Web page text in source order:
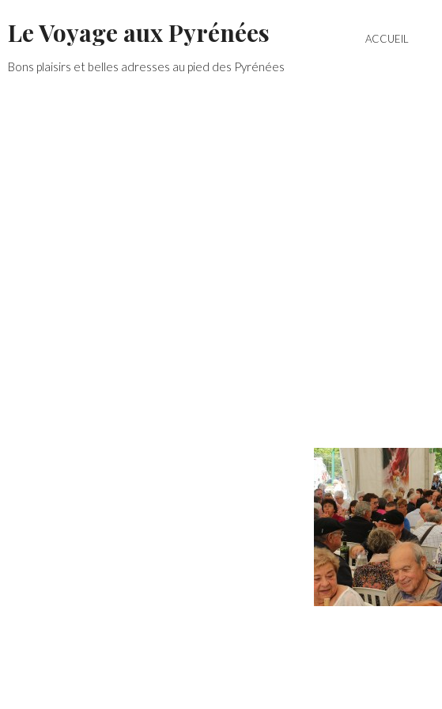
to
content
ACCUEIL
Le Voyage aux Pyrénées
Bons plaisirs et belles adresses au pied des Pyrénées